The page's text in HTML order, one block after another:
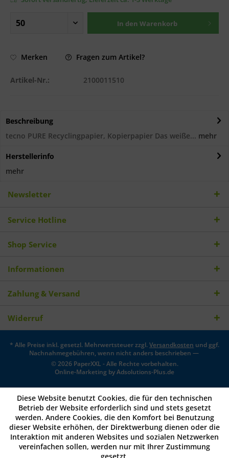
In den Warenkorb
Merken Fragen zum Artikel?
Artikel-Nr.: 2100011510
Beschreibung
tecno PURE Recyclingpapier, Kopierpapier Das weiße... mehr
Herstellerinfo
mehr
Newsletter
Service Hotline
Shop Service
Informationen
Zahlung & Versand
Widerruf
* Alle Preise inkl. gesetzl. Mehrwertsteuer zzgl.Versandkosten und ggf.
Nachnahmegebühren, wenn nicht anders beschrieben —
© 2026 PaperXXL - Alle Rechte vorbehalten.
Online-Marketing byAdsolutions-Plus.de
Diese Website benutzt Cookies, die für den technischen
Betrieb der Website erforderlich sind und stets gesetzt
werden. Andere Cookies, die den Komfort bei Benutzung
dieser Website erhöhen, der Direktwerbung dienen oder die
Interaktion mit anderen Websites und sozialen Netzwerken
vereinfachen sollen, werden nur mit Ihrer Zustimmung